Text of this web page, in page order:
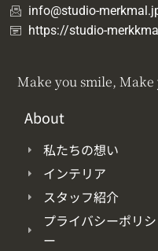
info@studio-
https://studio-
Make you smile, Make
About
私たちの想い
インテリア
スタッフ紹介
プライバシーポリシ
ー